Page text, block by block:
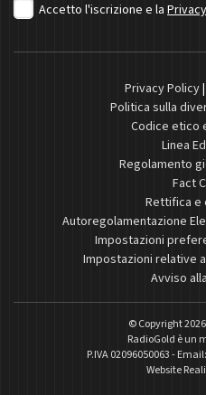
Accetto l'iscrizione e la
Privacy Policy|
Politica sulla
Codice etico
Linea
Regolamento
Fact
Rettifica e
Autoregolamentazione
Impostazioni
Impostazioni relative
Avviso
© Copyright
RadioGold è un
P.IVA 02096050063 - Email:
Website